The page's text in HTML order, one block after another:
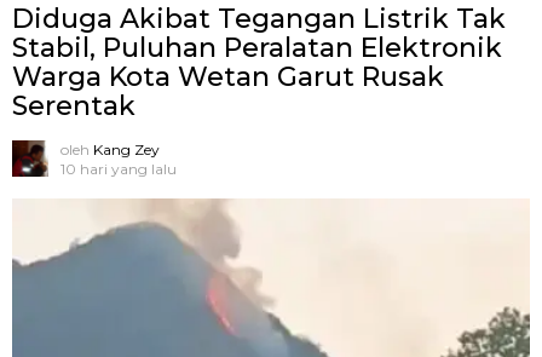
Diduga Akibat Tegangan Listrik Tak
Stabil, Puluhan Peralatan Elektronik
Warga Kota Wetan Garut Rusak
Serentak
oleh Kang Zey
10 hari yang lalu